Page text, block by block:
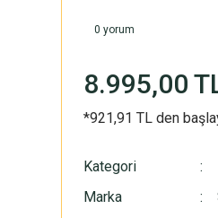
0 yorum
8.995,00
*921,91 TL den
Kategori
Marka